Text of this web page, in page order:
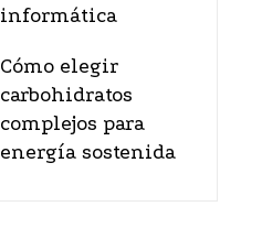
informática
Cómo elegir
carbohidratos
complejos para
energía sostenida